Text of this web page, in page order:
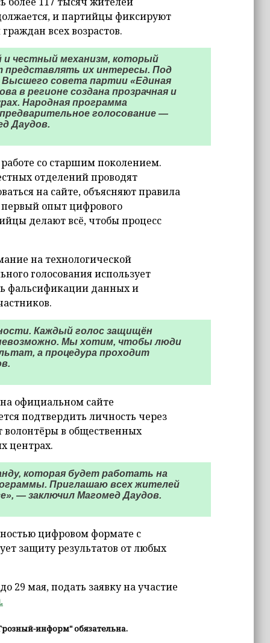
и партийцы фиксируют
всех возрастов.
честный механизм, который
представлять их интересы. Под
Высшего совета партии «Единая
в регионе создана прозрачная и
Народная программа
голосование —
Даудов.
со старшим поколением.
отделений проводят
на сайте, объясняют правила
опыт цифрового
делают всё, чтобы процесс
на технологической
голосования использует
фальсификации данных и
Каждый голос защищён
Мы хотим, чтобы люди
а процедура проходит
официальном сайте
подтвердить личность через
волонтёры в общественных
центрах.
которая будет работать на
Приглашаю всех жителей
— заключил Магомед Даудов.
цифровом формате с
защиту результатов от любых
29 мая, подать заявку на участие
информ" обязательна.